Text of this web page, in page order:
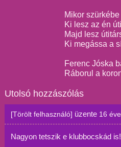
Mikor
Ki lesz az én
Majd lesz
Ki megássa a
Ferenc Jóska
Ráborul a
Utolsó hozzászólás
[Törölt felhasználó] üzente 16 éve
Nagyon tetszik e klubbocskád